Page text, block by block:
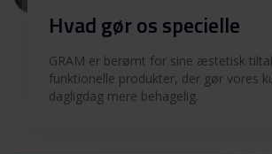
Hvad gør os specielle
GRAM er berømt for sine æstetisk
funktionelle produkter, der gør vores
dagligdag mere behagelig.